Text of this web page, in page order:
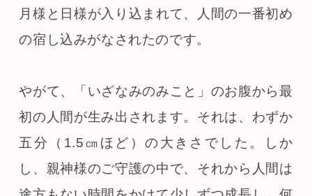
月様と日様が入り込まれて、人間の一番初め
の宿し込みがなされたのです。
やがて、「いざなみのみこと」のお腹から最
初の人間が生み出されます。それは、わずか
五分（1.5㎝ほど）の大きさでした。しか
し、親神様のご守護の中で、それから人間は